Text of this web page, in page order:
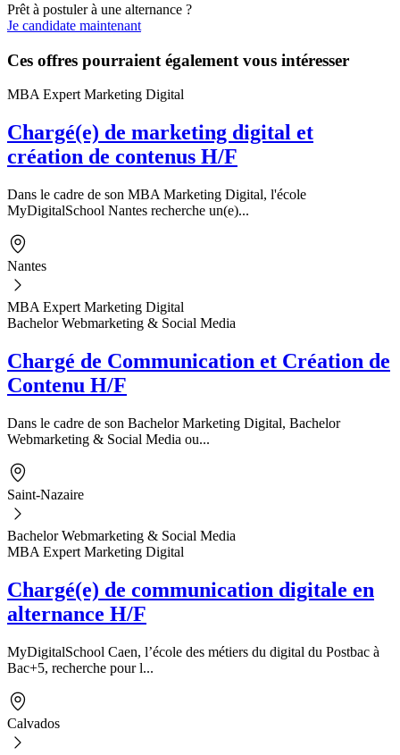
Prêt à postuler à une alternance ?
Je candidate maintenant
Ces offres pourraient également vous intéresser
MBA Expert Marketing Digital
Chargé(e) de marketing digital et
création de contenus H/F
Dans le cadre de son MBA Marketing Digital, l'école
MyDigitalSchool Nantes recherche un(e)...
Nantes
MBA Expert Marketing Digital
Bachelor Webmarketing & Social Media
Chargé de Communication et Création de
Contenu H/F
Dans le cadre de son Bachelor Marketing Digital, Bachelor
Webmarketing & Social Media ou...
Saint-Nazaire
Bachelor Webmarketing & Social Media
MBA Expert Marketing Digital
Chargé(e) de communication digitale en
alternance H/F
MyDigitalSchool Caen, l’école des métiers du digital du Postbac à
Bac+5, recherche pour l...
Calvados